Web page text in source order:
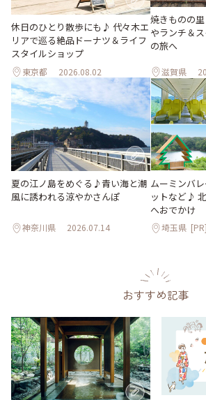
休日のひとり散歩にも♪ 代々木エ
リアで巡る絶品ドーナツ＆ライフ
スタイルショップ
東京都 2026.08.02
焼きものの
やランチ＆
の旅へ
滋賀県
夏の江ノ島をめぐる♪青い海と潮
風に誘われる涼やかさんぽ
神奈川県 2026.07.14
ムーミンバ
ットなど♪
へおでかけ
埼玉県 [PR]
おすすめ記事